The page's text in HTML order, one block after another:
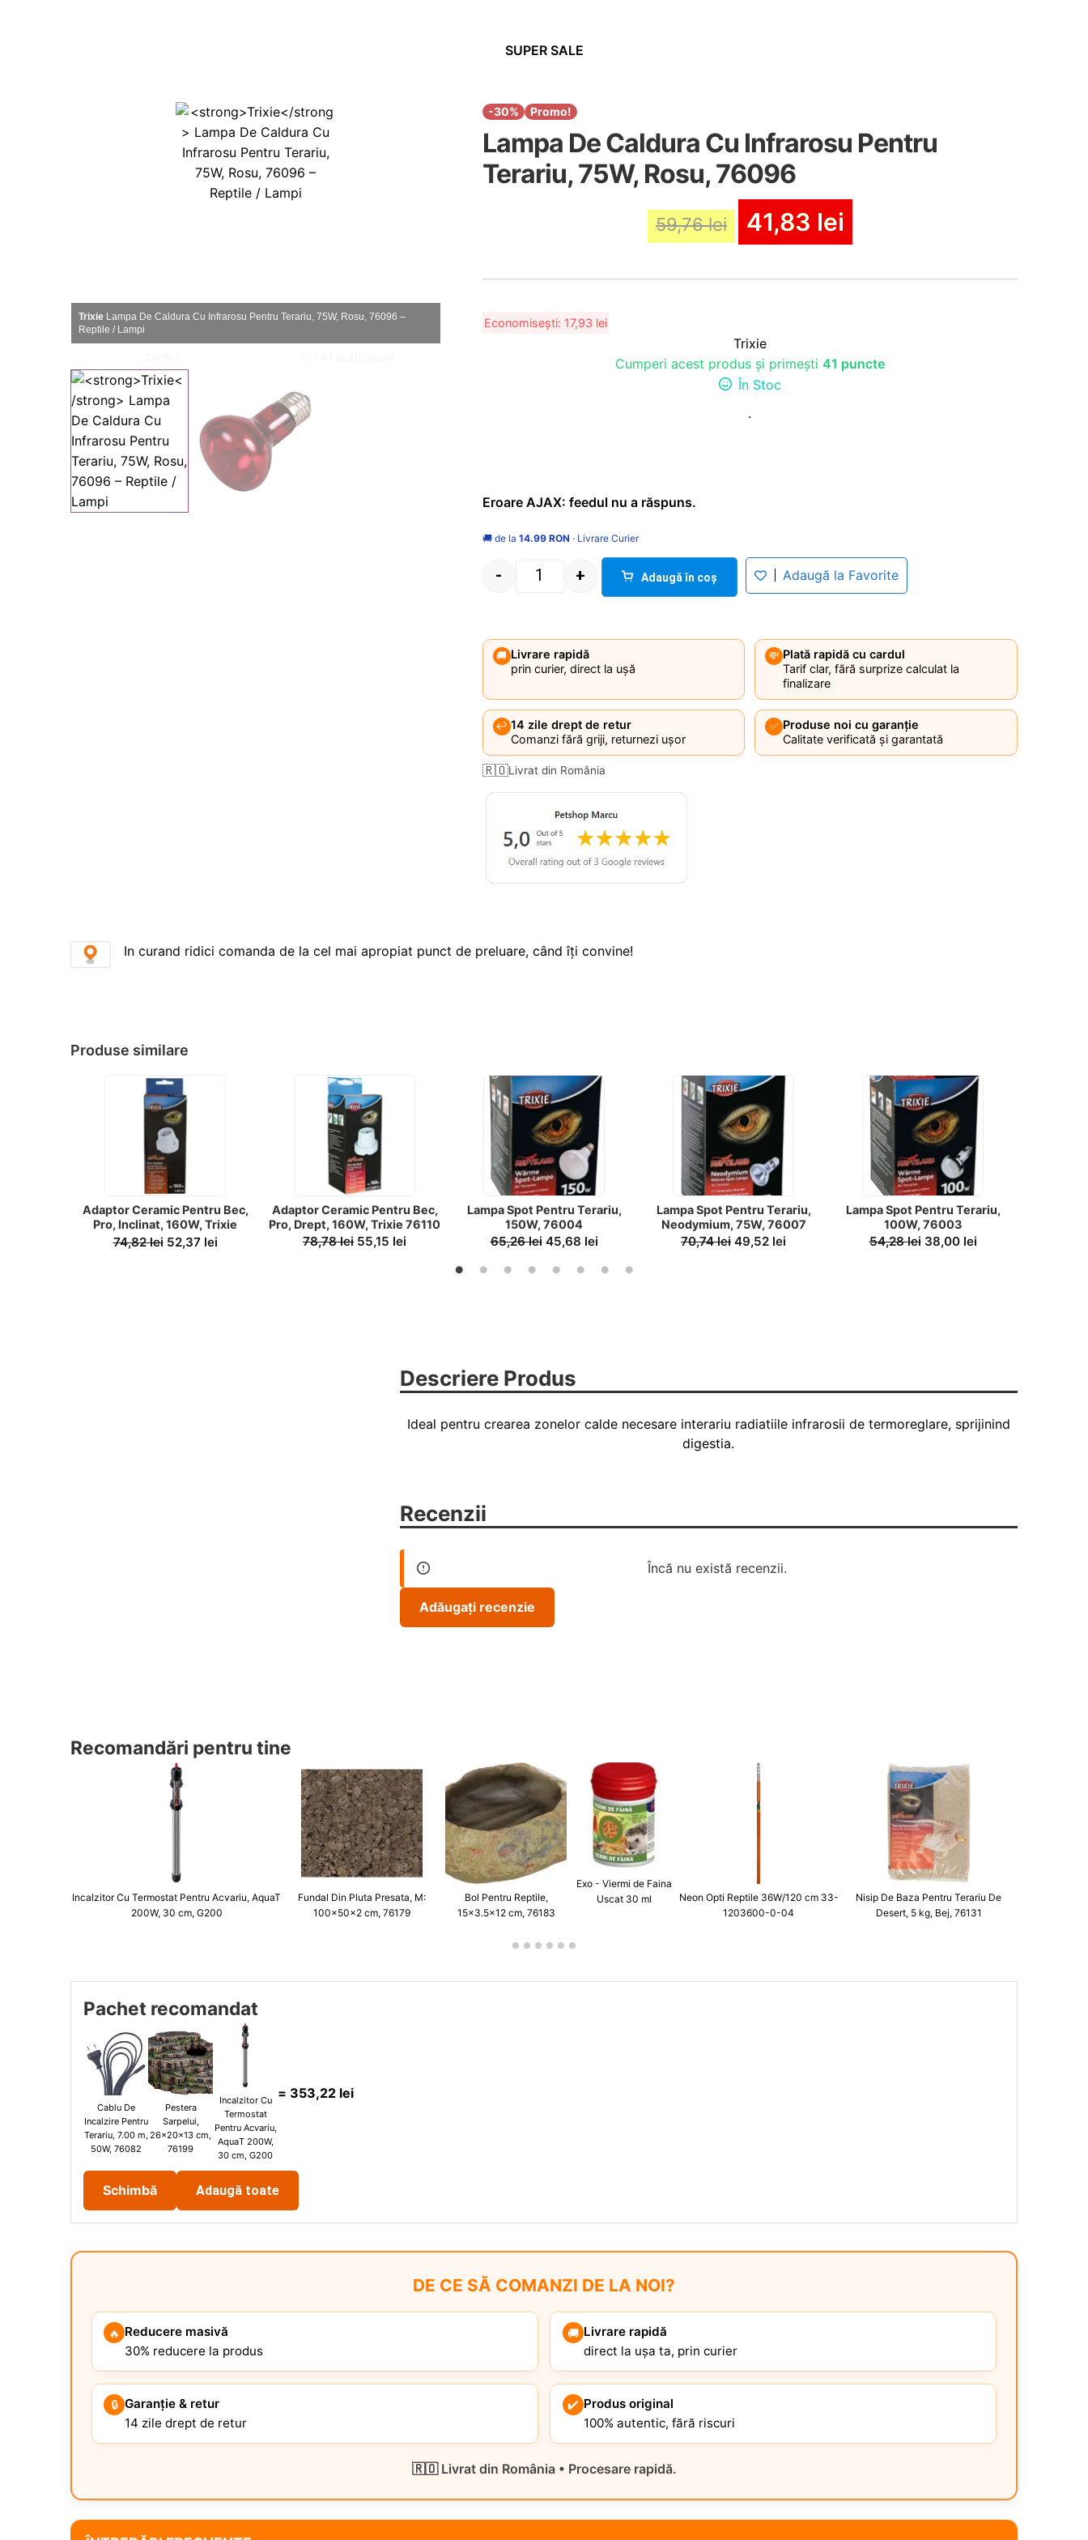
SUPER SALE
TrixieLampa De Caldura Cu Infrarosu Pentru Terariu, 75W, Rosu, 76096 –
-30% Promo!
Lampa De Caldura Cu Infrarosu Pentru
Terariu, 75W, Rosu, 76096
59,76lei 41,83 lei
Economisești: 17,93 lei
Trixie
Cumperi acest produs și primești 41 puncte
În Stoc
.
Eroare AJAX: feedul nu a răspuns.
🚚 de la 14.99 RON · Livrare Curier
Quantity
- + Adaugă în coș Adaugă la Favorite
🚚 Livrare rapidă
prin curier, direct la ușă
💸 Plată rapidă cu cardul
Tarif clar, fără surprize calculat la
finalizare
↩️ 14 zile drept de retur
Comanzi fără griji, returnezi ușor
✅ Produse noi cu garanție
Calitate verificată și garantată
🇷🇴Livrat din România
In curand ridici comanda de la cel mai apropiat punct de preluare, când îți convine!
Produse similare
Adaptor Ceramic Pentru Bec,
Pro, Inclinat, 160W, Trixie
76108
74,82lei 52,37 lei
Adaptor Ceramic Pentru Bec,
Pro, Drept, 160W, Trixie 76110
78,78lei 55,15 lei
Lampa Spot Pentru Terariu,
150W, 76004
65,26lei 45,68 lei
Lampa Spot Pentru Terariu,
Neodymium, 75W, 76007
70,74lei 49,52 lei
Lampa Spot Pentru Terariu,
100W, 76003
54,28lei 38,00 lei
Descriere Produs
Ideal pentru crearea zonelor calde necesare interariu radiatiile infrarosii de termoreglare, sprijinind
digestia.
Recenzii
Încă nu există recenzii.
Adăugați recenzie
Recomandări pentru tine
Incalzitor Cu Termostat Pentru Acvariu, AquaT
200W, 30 cm, G200
Fundal Din Pluta Presata, M:
100x50x2 cm, 76179
Bol Pentru Reptile,
15×3.5×12 cm, 76183
Exo - Viermi de Faina
Uscat 30 ml
Neon Opti Reptile 36W/120 cm 33-
1203600-0-04
Nisip De Baza Pentru Terariu De
Desert, 5 kg, Bej, 76131
Pachet recomandat
Cablu De
Incalzire Pentru
Terariu, 7.00 m,
50W, 76082
Pestera
Sarpelui,
26x20x13 cm,
76199
Incalzitor Cu
Termostat
Pentru Acvariu,
AquaT 200W,
30 cm, G200
= 353,22 lei
Schimbă Adaugă toate
DE CE SĂ COMANZI DE LA NOI?
🔥 Reducere masivă
30% reducere la produs
🚚 Livrare rapidă
direct la ușa ta, prin curier
🔒 Garanție & retur
14 zile drept de retur
✔️ Produs original
100% autentic, fără riscuri
🇷🇴 Livrat din România • Procesare rapidă.